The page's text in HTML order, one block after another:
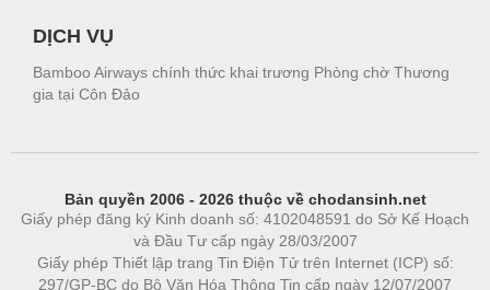
DỊCH VỤ
Bamboo Airways chính thức khai trương Phòng chờ Thương
gia tại Côn Đảo
Bản quyền 2006 - 2026 thuộc về chodansinh.net
Giấy phép đăng ký Kinh doanh số: 4102048591 do Sở Kế Hoạch
và Đầu Tư cấp ngày 28/03/2007
Giấy phép Thiết lập trang Tin Điện Tử trên Internet (ICP) số:
297/GP-BC do Bộ Văn Hóa Thông Tin cấp ngày 12/07/2007